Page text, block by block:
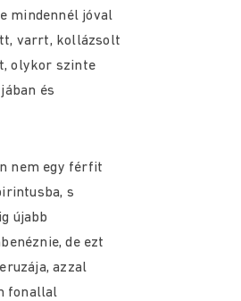
mindennél jóval
varrt, kollázsolt
olykor szinte
és
nem egy férfit
s
újabb
de ezt
azzal
fonallal